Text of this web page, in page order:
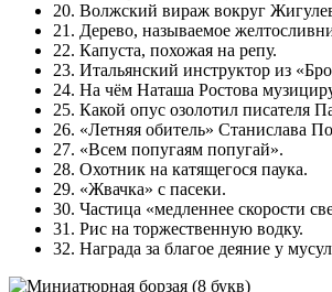
20. Волжский вираж вокруг
21. Дерево, называемое
22. Капуста, похожая на репу.
23. Итальянский инструктор из
24. На чём Наташа Ростова
25. Какой опус озолотил писателя
26. «Летняя обитель» Станислава
27. «Всем попугаям попугай».
28. Охотник на катящегося паука.
29. «Жвачка» с пасеки.
30. Частица «медленнее скорости
31. Рис на торжественную водку.
32. Награда за благое деяние у